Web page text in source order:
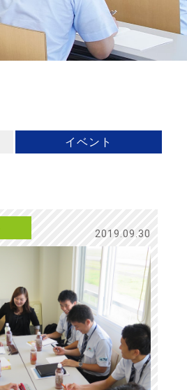
イベント
2019.09.30